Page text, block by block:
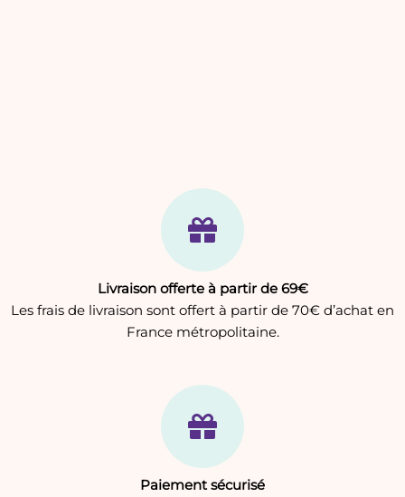
Livraison offerte à partir de 69€
Les frais de livraison sont offert à partir de 70€ d’achat en
France métropolitaine.
Paiement sécurisé